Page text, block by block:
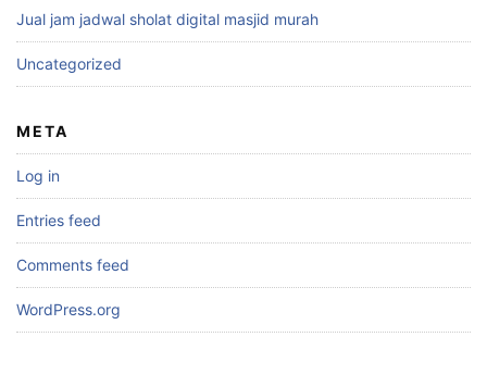
Jual jam jadwal sholat digital masjid murah
Uncategorized
META
Log in
Entries feed
Comments feed
WordPress.org